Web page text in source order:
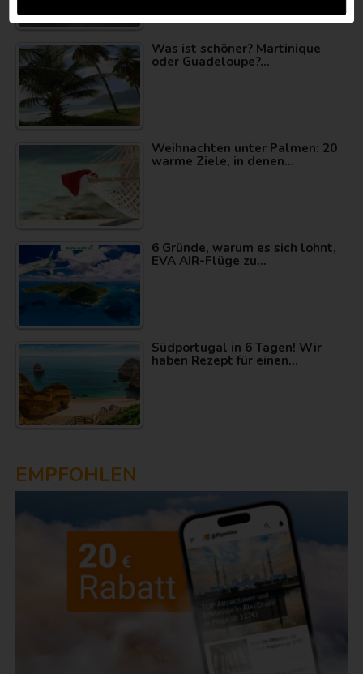
Was ist schöner? Martinique
oder Guadeloupe?…
Weihnachten unter Palmen: 20
warme Ziele, in denen…
6 Gründe, warum es sich lohnt,
EVA AIR-Flüge zu…
Südportugal in 6 Tagen! Wir
haben Rezept für einen…
EMPFOHLEN